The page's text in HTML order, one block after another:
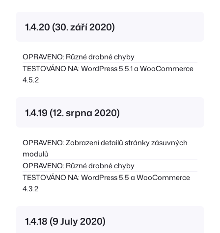
1.4.20 (30. září 2020)
OPRAVENO: Různé drobné chyby
TESTOVÁNO NA: WordPress 5.5.1 a WooCommerce
4.5.2
1.4.19 (12. srpna 2020)
OPRAVENO: Zobrazení detailů stránky zásuvných
modulů
OPRAVENO: Různé drobné chyby
TESTOVÁNO NA: WordPress 5.5 a WooCommerce
4.3.2
1.4.18 (9 July 2020)